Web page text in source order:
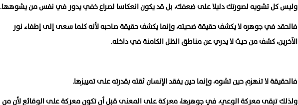
وليس كل تشويه لصورتك دليلا على ضعفك، بل قد يكون انعكاسا لصراع خفي يدور في نفس من يشوهها.
فالحقد في جوهره لا يكشف حقيقة ضحيته، وإنما يكشف حقيقة صاحبه لأنه كلما سعى إلى إطفاء نور
الآخرين، كشف من حيث لا يدري عن مناطق الظل الكامنة في داخله.
فالحقيقة لا تنهزم حين تشوه، وإنما حين يفقد الإنسان ثقته بقدرته على تمييزها.
ولذلك تبقى معركة الوعي، في جوهرها، معركة على المعنى قبل أن تكون معركة على الوقائع لأن من